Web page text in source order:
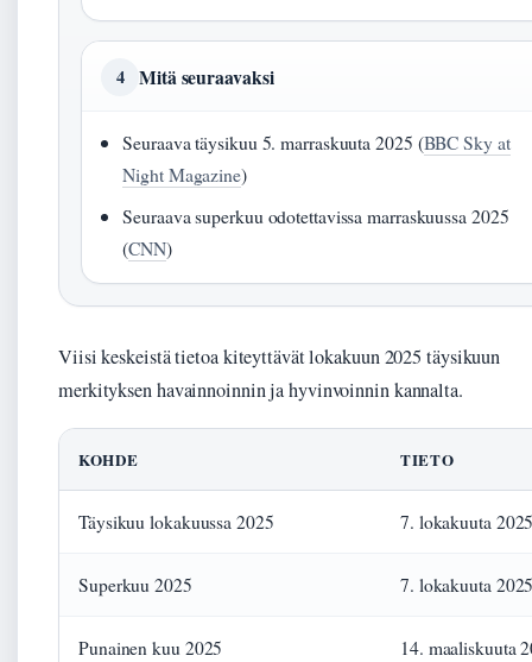
4 Mitä seuraavaksi
Seuraava täysikuu 5. marraskuuta 2025 (BBC Sky at
Night Magazine)
Seuraava superkuu odotettavissa marraskuussa 2025
(CNN)
Viisi keskeistä tietoa kiteyttävät lokakuun 2025 täysikuun
merkityksen havainnoinnin ja hyvinvoinnin kannalta.
KOHDE TIETO
Täysikuu lokakuussa 2025 7. lokakuuta
Superkuu 2025 7. lokakuuta
Punainen kuu 2025 14. maaliskuuta